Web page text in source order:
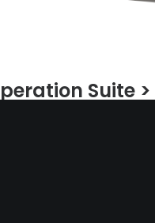
Suite >